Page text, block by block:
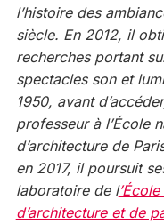
l’histoire des
siècle. En 2012, il
recherches portant
spectacles son et
1950, avant
professeur à l’École
d’architecture de
en 2017, il poursuit
laboratoire de l
d’architecture et de